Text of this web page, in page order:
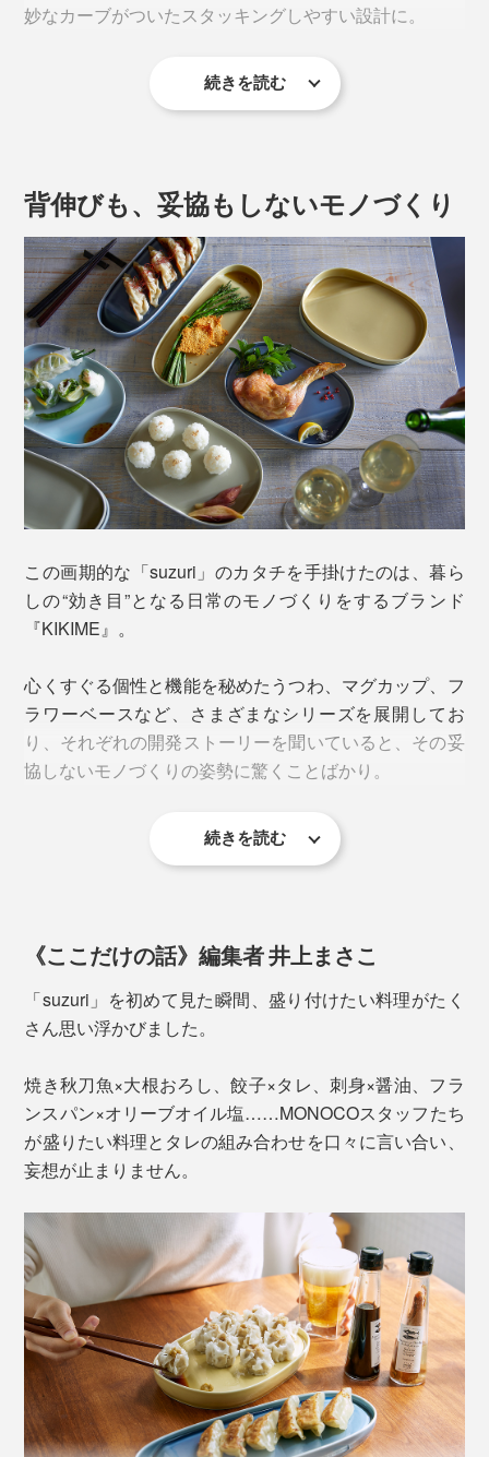
幅約232×奥行約160mmサイズの本品は、刺盛りやシュ
ウマイ、天ぷら、生春巻きにぴったりな「オーバル」。
お皿のコーナーに三角型のくぼみ付きだから、いいバラ
溜め掛けとは、職人さんがひとつひとつのお皿を傾けな
がら釉薬のかかり具合を調整する、とても手間のかかる
作業。
そのおかげで、何の説明をしなくても「ここはタレを入
れるくぼみなんだ！」と分かる、考えなくても使い方が
イメージができる。
アフォーダンス（見るだけで性質がわかる、行動のヒン
トになる）な設計をさりげなくやってくれていることに
写真はsuzuriプレートの「
さらに、プレートの縁には「釉薬ポケット」というささ
やかな溝を入れ、釉薬の溜まりで濃淡をつけることで、
シンプルな中にもエッジの効いた表情、透明釉のニュア
ンスを演出しているというのだから芸が細かい。
妙なカーブがついたスタッキングしやすい設計に。
さらに、毎日の使い勝手を考えて軽量化にもこだわりま
した。できる限りの厚みを削ぎ落とし、裏面に空間をつ
くったことでストレスのない軽さに。
じつはとても複雑な構造だから、歪みのない平面に焼き
上げることは一筋縄ではいかないことばかり。
長崎県波佐見町にある窯元・永泉窯で、長期間のトライ
＆エラーを繰り返しながら、従来よりも生産工程と手間
をかけて心地いいカタチへとたどり着きました。
続きを読む
背伸びも、妥協もしないモノづくり
この画期的な「suzuri」のカタチを手掛けたのは、暮ら
しの“効き目”となる日常のモノづくりをするブランド
『KIKIME』。
心くすぐる個性と機能を秘めたうつわ、マグカップ、フ
ラワーベースなど、さまざまなシリーズを展開してお
り、それぞれの開発ストーリーを聞いていると、その妥
協しないモノづくりの姿勢に驚くことばかり。
仕舞い込んで使わなくなる“特別”なものではなく、日常
の中で心地よく機能する“効き目”への飽くなき追求。
その着眼点のユニークさ、やさしさ、茶目っ気から、気
がつけば『KIKIME』のファンになっていたという人も
多いのではないでしょうか。
続きを読む
《ここだけの話》編集者 井上まさこ
「suzuri」を初めて見た瞬間、盛り付けたい料理がたく
さん思い浮かびました。
焼き秋刀魚×大根おろし、餃子×タレ、刺身×醤油、フラ
ンスパン×オリーブオイル塩……MONOCOスタッフたち
が盛りたい料理とタレの組み合わせを口々に言い合い、
妄想が止まりません。